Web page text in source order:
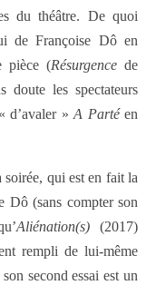
du théâtre. De quoi
de Françoise Dô en
pièce (Résurgence de
doute les spectateurs
d’avaler »A Partéen
soirée, qui est en fait la
Dô (sans compter son
Aliénation(s) (2017)
rempli de lui-même
second essai est un